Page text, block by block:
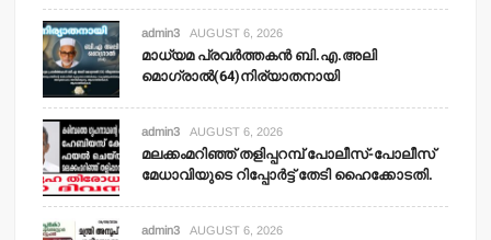
admin3 AUGUST 6, 2026
മാധ്യമ പ്രവര്‍ത്തകന്‍ ബി.എ.അലി
മൊഗ്രാല്‍(64)നിര്യാതനായി
admin3 AUGUST 6, 2026
മലക്കംമറിഞ്ഞ് തളിപ്പറമ്പ് പോലീസ്-പോലീസ്
മേധാവിയുടെ റിപ്പോര്‍ട്ട് തേടി ഹൈക്കോടതി.
admin3 AUGUST 6, 2026